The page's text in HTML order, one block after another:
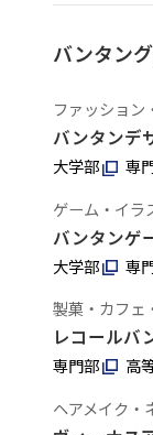
バンタン
ファッション
バンタンデ
大学部 専
ゲーム・イラ
バンタンゲ
大学部 専
製菓・カフェ
レコールバ
専門部 高
ヘアメイク・